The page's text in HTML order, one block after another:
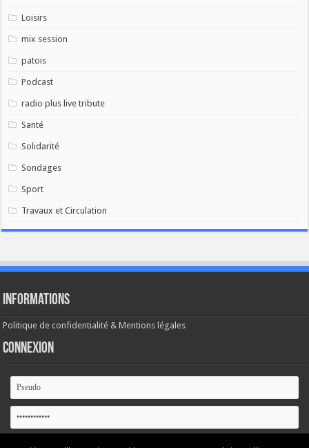
Loisirs
mix session
patois
Podcast
radio plus live tribute
Santé
Solidarité
Sondages
Sport
Travaux et Circulation
Informations
Politique de confidentialité & Mentions légales
Connexion